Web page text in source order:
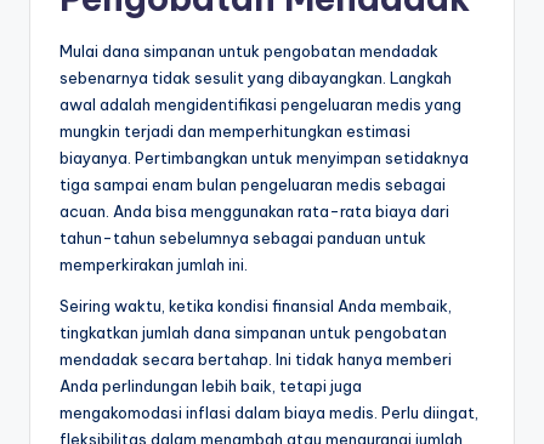
Mulai dana simpanan untuk pengobatan mendadak
sebenarnya tidak sesulit yang dibayangkan. Langkah
awal adalah mengidentifikasi pengeluaran medis yang
mungkin terjadi dan memperhitungkan estimasi
biayanya. Pertimbangkan untuk menyimpan setidaknya
tiga sampai enam bulan pengeluaran medis sebagai
acuan. Anda bisa menggunakan rata-rata biaya dari
tahun-tahun sebelumnya sebagai panduan untuk
memperkirakan jumlah ini.
Seiring waktu, ketika kondisi finansial Anda membaik,
tingkatkan jumlah dana simpanan untuk pengobatan
mendadak secara bertahap. Ini tidak hanya memberi
Anda perlindungan lebih baik, tetapi juga
mengakomodasi inflasi dalam biaya medis. Perlu diingat,
fleksibilitas dalam menambah atau mengurangi jumlah